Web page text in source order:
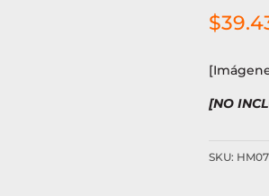
$
[NO
SKU: